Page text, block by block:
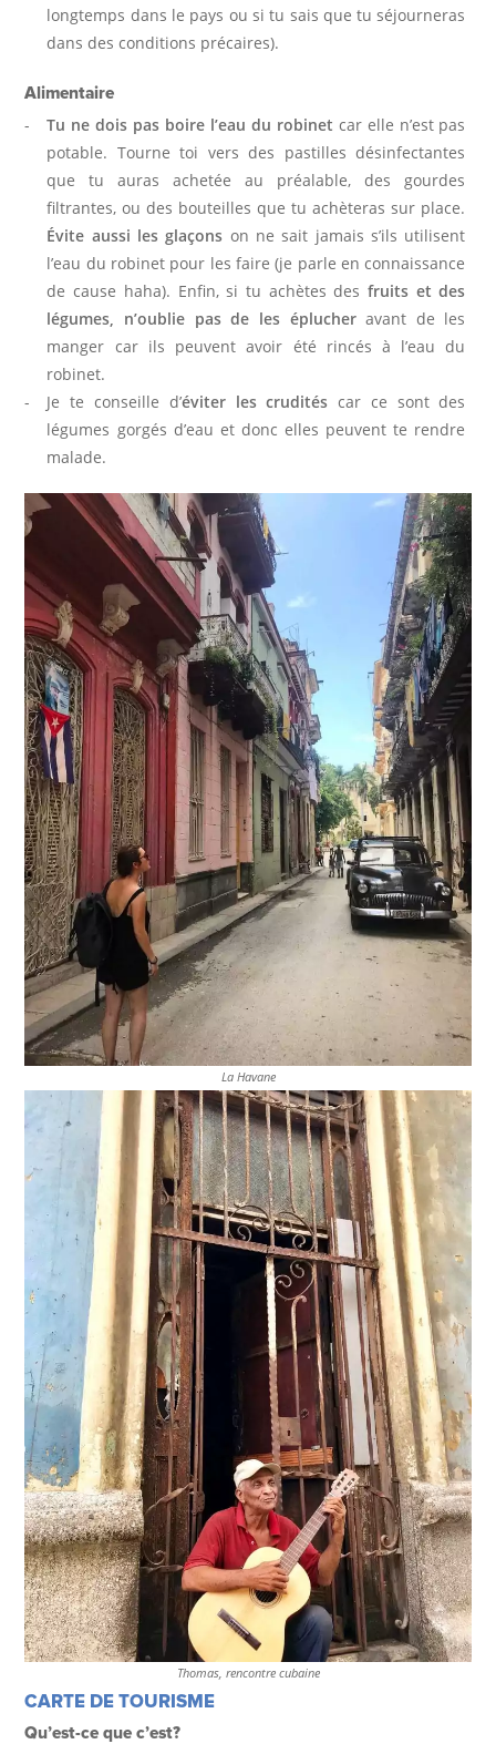
longtemps dans le pays ou si tu sais que tu séjourneras
dans des conditions précaires).
Alimentaire
Tu ne dois pas boire l’eau du robinet car elle n’est pas
potable. Tourne toi vers des pastilles désinfectantes
que tu auras achetée au préalable, des gourdes
filtrantes, ou des bouteilles que tu achèteras sur place.
Évite aussi les glaçons on ne sait jamais s’ils utilisent
l’eau du robinet pour les faire (je parle en connaissance
de cause haha). Enfin, si tu achètes desfruits et des
légumes, n’oublie pas de les éplucheravant de les
manger car ils peuvent avoir été rincés à l’eau du
robinet.
Je te conseille d’éviter les crudités car ce sont des
légumes gorgés d’eau et donc elles peuvent te rendre
malade.
La Havane
Thomas, rencontre cubaine
CARTE DE TOURISME
Qu’est-ce que c’est?